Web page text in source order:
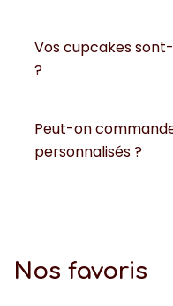
Vos cupcakes
?
Peut-on
personnalisés ?
Nos favoris